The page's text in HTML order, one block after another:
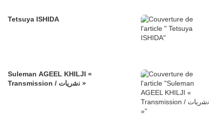
Tetsuya ISHIDA
Suleman AGEEL KHILJI «
Transmission / ﻧﺷرﯾﺎت »